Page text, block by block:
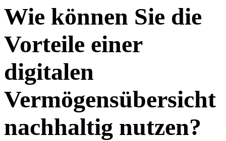
Wie können Sie die
Vorteile einer
digitalen
Vermögensübersicht
nachhaltig nutzen?